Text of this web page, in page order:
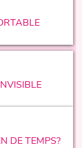
DE TEMPS?